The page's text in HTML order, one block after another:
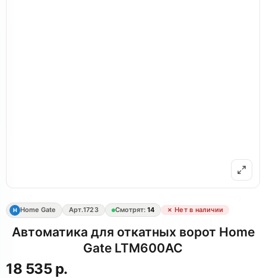
H Home Gate Арт.1723 Смотрят: 14 ✗ Нет в наличии
Автоматика для откатных ворот Home
Gate LTM600AC
18 535 р.